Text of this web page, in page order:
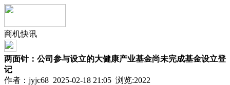
商机快讯
两面针：公司参与设立的大健康产业基金尚未完成基金设立登
记
作者：jyjc68 2025-02-18 21:05 浏览:2022